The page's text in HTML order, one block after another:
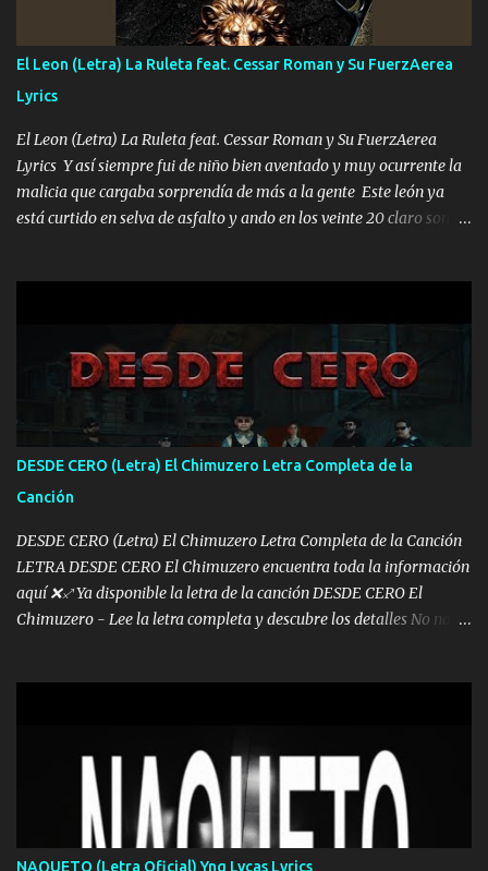
cualquier problema no más es cuestión que ordené NOS HACE
FALTA UN HERMANO DE CLAVE ERA EL 24 SIEMPRE FUE UN
HOMBRE VALIENTE POR ALGO M'URIÓ PELEAND0 SIEMPRE
VIO POR LA FAMILIA PARA QUE SIGA EL LEGADO Es el DOS de
los HERMANOS un cerebro inteligente y com...
El Leon (Letra) La Ruleta feat. Cessar Roman y Su FuerzAerea
Lyrics
El Leon (Letra) La Ruleta feat. Cessar Roman y Su FuerzAerea
Lyrics Y así siempre fui de niño bien aventado y muy ocurrente la
malicia que cargaba sorprendía de más a la gente Este león ya
está curtido en selva de asfalto y ando en los veinte 20 claro son
pa más pues hay charola les voy a dar hasta topar pues no hay de
otra Música Surcando bien mi camino voy por mi línea no veo a
los lados aquel que no corre vuela no se me duerm voy chicoteado
Ya pasé varias hazañas ya tienen rato que me agarran el colmillo
de este León los estatales no sé esperaron Al tiro esta la PrimiZa
también la nueve que cargo al lado doy la mano al que su amigo y
al traicionero damos pa abajo Y No me paran aquí hay pa más
pues hay charola les voy a dar hasta topar pues no hay de otra...
DESDE CERO (Letra) El Chimuzero Letra Completa de la
Canción
DESDE CERO (Letra) El Chimuzero Letra Completa de la Canción
LETRA DESDE CERO El Chimuzero encuentra toda la información
aquí ❌♐ Ya disponible la letra de la canción DESDE CERO El
Chimuzero - Lee la letra completa y descubre los detalles No nací
❌ www.elnorteduro.com ❌ Yo No limito los Sueños , si no existe
Uno pues Hallamos Modos , Si me caigo me Levanto, Aprendo Del
Error Y me sacudo El Lodo ❌ www.elnorteduro.com ❌ El Dinero
No me falta Pero Tampoco me Estorba , Por Eso Manejo Todo
Bien Regido Por mis Normas . Aquí no Se Sufre de Ego vengo Desde
NAQUETO (Letra Oficial) Yng Lvcas Lyrics